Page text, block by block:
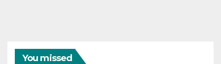
You missed